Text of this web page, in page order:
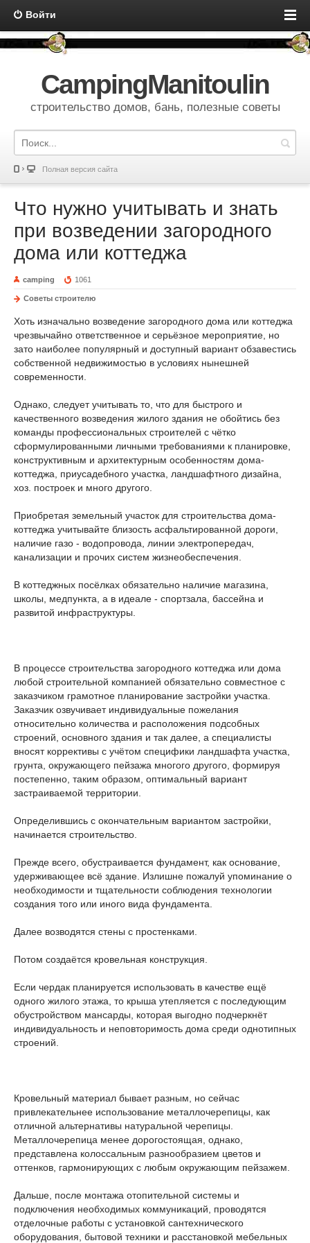
Войти
CampingManitoulin
строительство домов, бань, полезные советы
Полная версия сайта
Что нужно учитывать и знать
при возведении загородного
дома или коттеджа
camping 1061
Советы строителю
Хоть изначально возведение загородного дома или коттеджа
чрезвычайно ответственное и серьёзное мероприятие, но
зато наиболее популярный и доступный вариант обзавестись
собственной недвижимостью в условиях нынешней
современности.
Однако, следует учитывать то, что для быстрого и
качественного возведения жилого здания не обойтись без
команды профессиональных строителей с чётко
сформулированными личными требованиями к планировке,
конструктивным и архитектурным особенностям дома-
коттеджа, приусадебного участка, ландшафтного дизайна,
хоз. построек и много другого.
Приобретая земельный участок для строительства дома-
коттеджа учитывайте близость асфальтированной дороги,
наличие газо - водопровода, линии электропередач,
канализации и прочих систем жизнеобеспечения.
В коттеджных посёлках обязательно наличие магазина,
школы, медпункта, а в идеале - спортзала, бассейна и
развитой инфраструктуры.
В процессе строительства загородного коттеджа или дома
любой строительной компанией обязательно совместное с
заказчиком грамотное планирование застройки участка.
Заказчик озвучивает индивидуальные пожелания
относительно количества и расположения подсобных
строений, основного здания и так далее, а специалисты
вносят коррективы с учётом специфики ландшафта участка,
грунта, окружающего пейзажа многого другого, формируя
постепенно, таким образом, оптимальный вариант
застраиваемой территории.
Определившись с окончательным вариантом застройки,
начинается строительство.
Прежде всего, обустраивается фундамент, как основание,
удерживающее всё здание. Излишне пожалуй упоминание о
необходимости и тщательности соблюдения технологии
создания того или иного вида фундамента.
Далее возводятся стены с простенками.
Потом создаётся кровельная конструкция.
Если чердак планируется использовать в качестве ещё
одного жилого этажа, то крыша утепляется с последующим
обустройством мансарды, которая выгодно подчеркнёт
индивидуальность и неповторимость дома среди однотипных
строений.
Кровельный материал бывает разным, но сейчас
привлекательнее использование металлочерепицы, как
отличной альтернативы натуральной черепицы.
Металлочерепица менее дорогостоящая, однако,
представлена колоссальным разнообразием цветов и
оттенков, гармонирующих с любым окружающим пейзажем.
Дальше, после монтажа отопительной системы и
подключения необходимых коммуникаций, проводятся
отделочные работы с установкой сантехнического
оборудования, бытовой техники и расстановкой мебельных